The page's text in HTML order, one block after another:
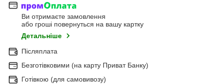
Ви отримаєте замовлення
або гроші повернуться на вашу картку
Детальніше
Післяплата
Безготівковими (на карту Приват Банку)
Готівкою (для самовивозу)